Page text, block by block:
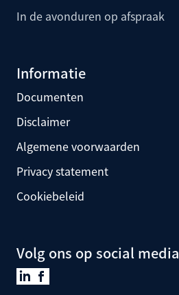
In de avonduren op afspraak
Informatie
Documenten
Disclaimer
Algemene voorwaarden
Privacy statement
Cookiebeleid
Volg ons op social media